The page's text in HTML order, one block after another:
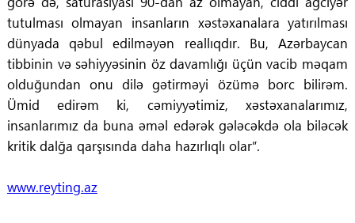
tutulması olmayan insanların xəstəxanalara yatırılması
dünyada qəbul edilməyən reallıqdır. Bu, Azərbaycan
tibbinin və səhiyyəsinin öz davamlığı üçün vacib məqam
olduğundan onu dilə gətirməyi özümə borc bilirəm.
Ümid edirəm ki, cəmiyyətimiz, xəstəxanalarımız,
insanlarımız da buna əməl edərək gələcəkdə ola biləcək
kritik dalğa qarşısında daha hazırlıqlı olar”.
www.reyting.az